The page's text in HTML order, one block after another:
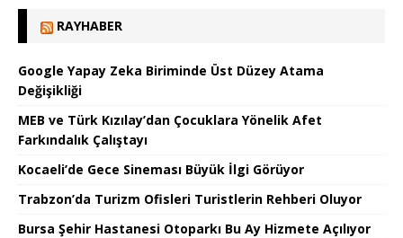
RAYHABER
Google Yapay Zeka Biriminde Üst Düzey Atama
Değişikliği
MEB ve Türk Kızılay’dan Çocuklara Yönelik Afet
Farkındalık Çalıştayı
Kocaeli’de Gece Sineması Büyük İlgi Görüyor
Trabzon’da Turizm Ofisleri Turistlerin Rehberi Oluyor
Bursa Şehir Hastanesi Otoparkı Bu Ay Hizmete Açılıyor